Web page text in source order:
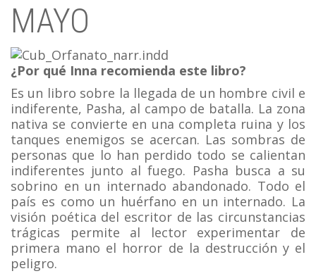
MAYO
¿Por qué Inna recomienda este libro?
Es un libro sobre la llegada de un hombre civil e
indiferente, Pasha, al campo de batalla. La zona
nativa se convierte en una completa ruina y los
tanques enemigos se acercan. Las sombras de
personas que lo han perdido todo se calientan
indiferentes junto al fuego. Pasha busca a su
sobrino en un internado abandonado. Todo el
país es como un huérfano en un internado. La
visión poética del escritor de las circunstancias
trágicas permite al lector experimentar de
primera mano el horror de la destrucción y el
peligro.